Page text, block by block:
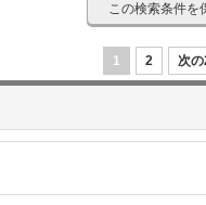
この検索条件を
1 2 次